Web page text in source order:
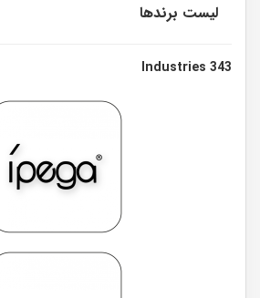
لیست برندها
343 Industries